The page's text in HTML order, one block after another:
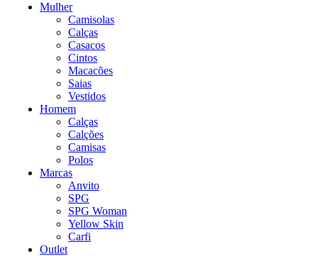
Mulher
Camisolas
Calças
Casacos
Cintos
Macacões
Saias
Vestidos
Homem
Calças
Calções
Camisas
Polos
Marcas
Anvito
SPG
SPG Woman
Yellow Skin
Carfi
Outlet